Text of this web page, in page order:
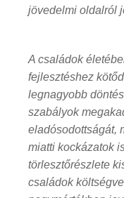
jövedelmi oldalról
A családok
fejlesztéshez
legnagyobb
szabályok
eladósodottságát,
miatti kockázatok
törlesztőrészlete
családok